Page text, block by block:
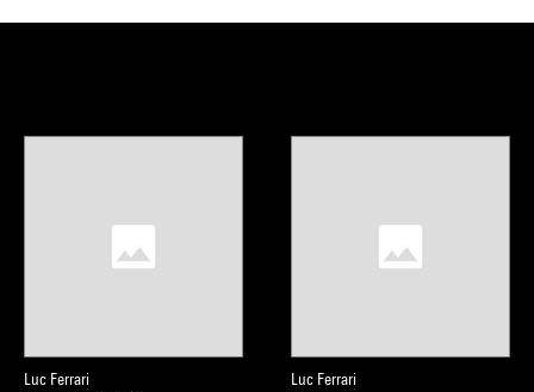
Luc Ferrari
Luc Ferrari